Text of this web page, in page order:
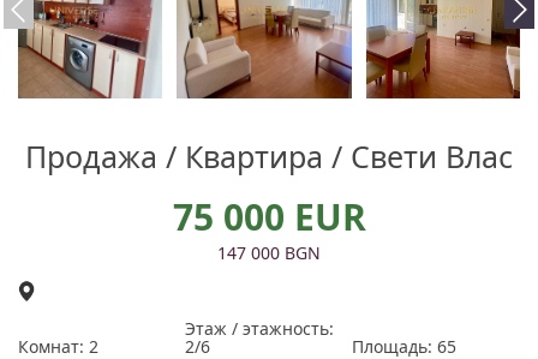
Продажа / Квартира / Свети Влас
75 000 EUR
147 000 BGN
Комнат: 2
Этаж / этажность:
2/6
Площадь: 65